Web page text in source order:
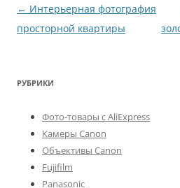
Навигация
по
← Интерьерная фотография
просторной квартиры
РУБРИКИ
Фото-товары с AliExpress
Камеры Canon
Объективы Canon
Fujifilm
Panasonic